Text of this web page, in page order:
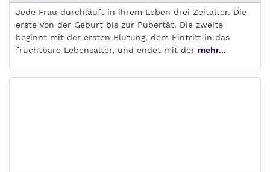
Jede Frau durchläuft in ihrem Leben drei Zeitalter. Die
erste von der Geburt bis zur Pubertät. Die zweite
beginnt mit der ersten Blutung, dem Eintritt in das
fruchtbare Lebensalter, und endet mit der mehr...